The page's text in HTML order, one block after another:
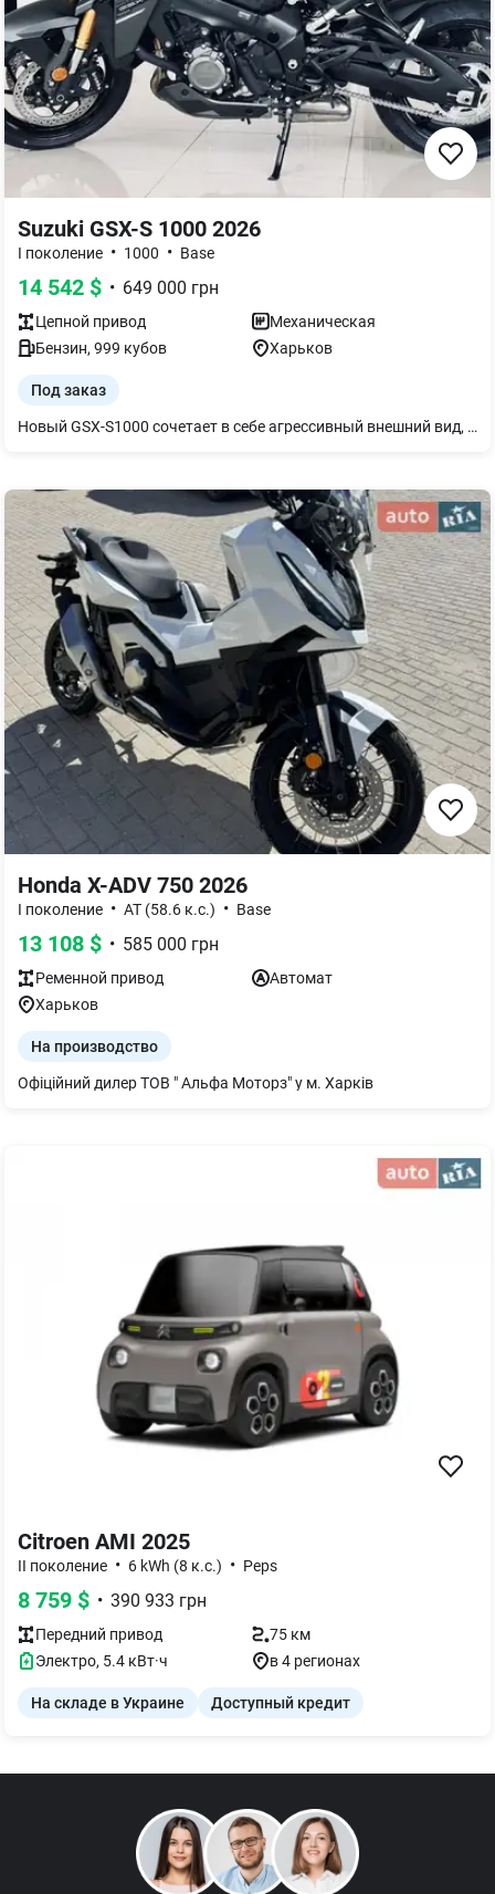
Suzuki GSX-S 1000 2026
I поколение • 1000 • Base
14 542 $ • 649 000 грн
Цепной привод
Механическая
Бензин, 999 кубов Харьков
Под заказ
Новый GSX-S1000 сочетает в себе агрессивный внешний вид, непрерывный крутящий момент, увлекательную управляемость и улучшенную электронику для езды на адреналине. Острый. Сильный. Умный. SUZUKI GSX-S1000 – настоящий уличный боец.
Honda X-ADV 750 2026
І поколение • AT (58.6 к.с.) • Base
13 108 $ • 585 000 грн
Ременной привод
Автомат
Харьков
На производство
Офіційний дилер ТОВ " Альфа Моторз" у м. Харків
Citroen AMI 2025
II поколение • 6 kWh (8 к.с.) • Peps
8 759 $ • 390 933 грн
Передний привод
75 км
Электро, 5.4 кВт·ч в 4 регионах
На складе в Украине Доступный кредит